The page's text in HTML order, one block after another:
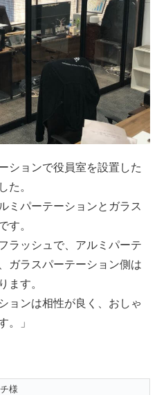
ションで役員室を設置した
た。
ミパーテーションとガラス
す。
ラッシュで、アルミパーテ
ガラスパーテーション側は
ます。
ョンは相性が良く、おしゃ
。」
様